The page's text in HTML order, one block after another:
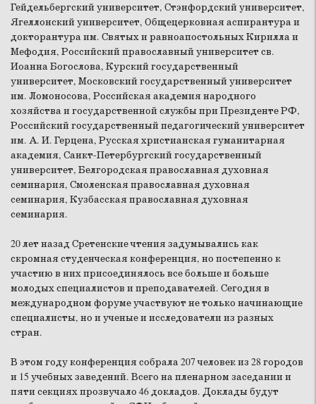
Гейдельбергский университет, Стэнфордский университет,
Ягеллонский университет, Общецерковная аспирантура и
докторантура им. Святых и равноапостольных Кирилла и
Мефодия, Российский православный университет св.
Иоанна Богослова, Курский государственный
университет, Московский государственный университет
им. Ломоносова, Российская академия народного
хозяйства и государственной службы при Президенте РФ,
Российский государственный педагогический университет
им. А. И. Герцена, Русская христианская гуманитарная
академия, Санкт-Петербургский государственный
университет, Белгородская православная духовная
семинария, Смоленская православная духовная
семинария, Кузбасская православная духовная
семинария.
20 лет назад Сретенские чтения задумывались как
скромная студенческая конференция, но постепенно к
участию в них присоединялось все больше и больше
молодых специалистов и преподавателей. Сегодня в
международном форуме участвуют не только начинающие
специалисты, но и ученые и исследователи из разных
стран.
В этом году конференция собрала 207 человек из 28 городов
и 15 учебных заведений. Всего на пленарном заседании и
пяти секциях прозвучало 46 докладов. Доклады будут